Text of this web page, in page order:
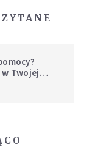
Twojej